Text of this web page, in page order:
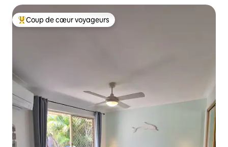
Coups de cœur voyageurs les plus appréciés
Coup de cœur voyageurs